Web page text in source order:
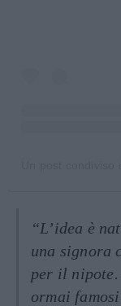
“L’idea è
una signora
per il
ormai